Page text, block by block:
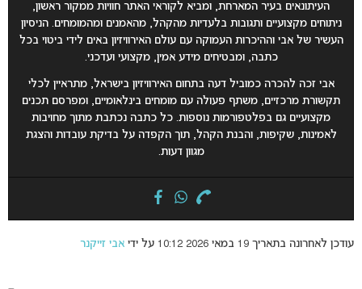
העיתונאים בעיר המארחת, ומביא לקוראי האתר חוויות ממקור ראשון,
ניתוחים מקצועיים ותגובות בלעדיות מהקהל, מהאמנים ומהמומחים. הניסיון
העשיר של אבי וההיכרות העמוקה עם עולם האירוויזיון באים לידי ביטוי בכל
כתבה, ומבטיחים מידע אמין, מקצועי ועדכני.
אבי זכה להכרה כמוביל דעה בתחום האירוויזיון בישראל, מתראיין לכלי
תקשורת מרכזיים, משתף פעולה עם מומחים בינלאומיים, ומפרסם תכנים
מקצועיים גם בפלטפורמות נוספות. כל כתבה נכתבת מתוך מחויבות
לאמינות, שקיפות, והבנת הקהל, תוך הקפדה על בדיקת עובדות והצגת
מגוון דעות.
עודכן לאחרונה בתאריך 19 במאי 2026 10:12 על ידי אבי זייקנר